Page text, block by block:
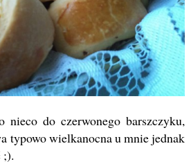
nieco do czerwonego barszczyku,
typowo wielkanocna u mnie jednak
;).